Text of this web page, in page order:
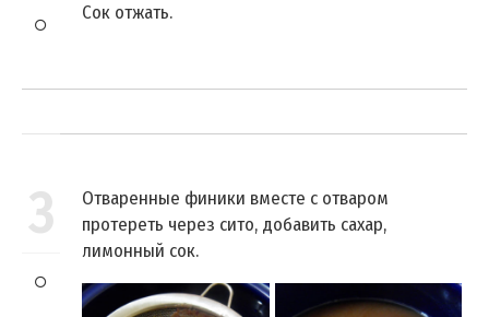
Сок отжать.
3
Отваренные финики вместе с отваром
протереть через сито, добавить сахар,
лимонный сок.